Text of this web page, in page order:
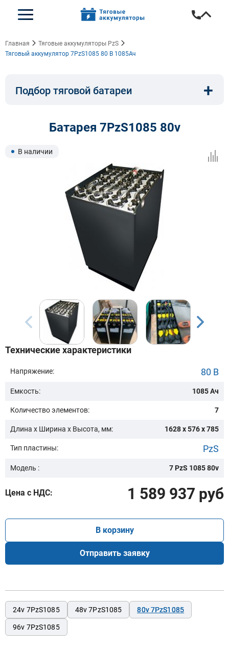
Главная
Тяговые аккумуляторы PzS
Тяговый аккумулятор 7PzS1085 80 В 1085Ач
Подбор тяговой батареи
Тип:
Высота, мм:
Модель:
Сначала выберите бренд
Очистить подбор
+
Батарея 7PzS1085 80v
В наличии
Технические характеристики
Напряжение: 80 В
Емкость: 1085 Ач
Количество элементов: 7
Длина х Ширина х Высота, мм: 1628 x 576 x 785
Тип пластины: PzS
Модель : 7 PzS 1085 80v
Цена с НДС: 1 589 937 руб
В корзину
Отправить заявку
24v 7PzS1085 48v 7PzS1085 80v 7PzS1085
96v 7PzS1085